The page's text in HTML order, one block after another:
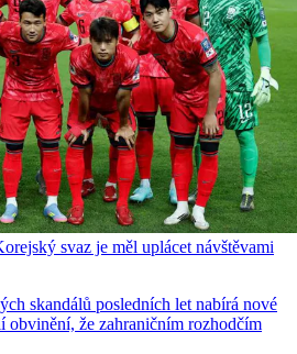
svaz je měl uplácet návštěvami
skandálů posledních let nabírá nové
obvinění, že zahraničním rozhodčím